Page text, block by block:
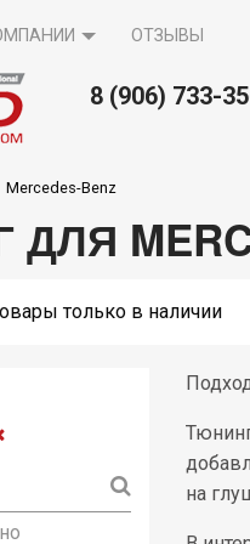
ОТЗЫВЫ
8 (906) 733-
Mercedes-Benz
только в наличии
на